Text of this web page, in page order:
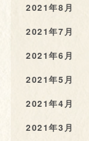
2021年8月
2021年7月
2021年6月
2021年5月
2021年4月
2021年3月